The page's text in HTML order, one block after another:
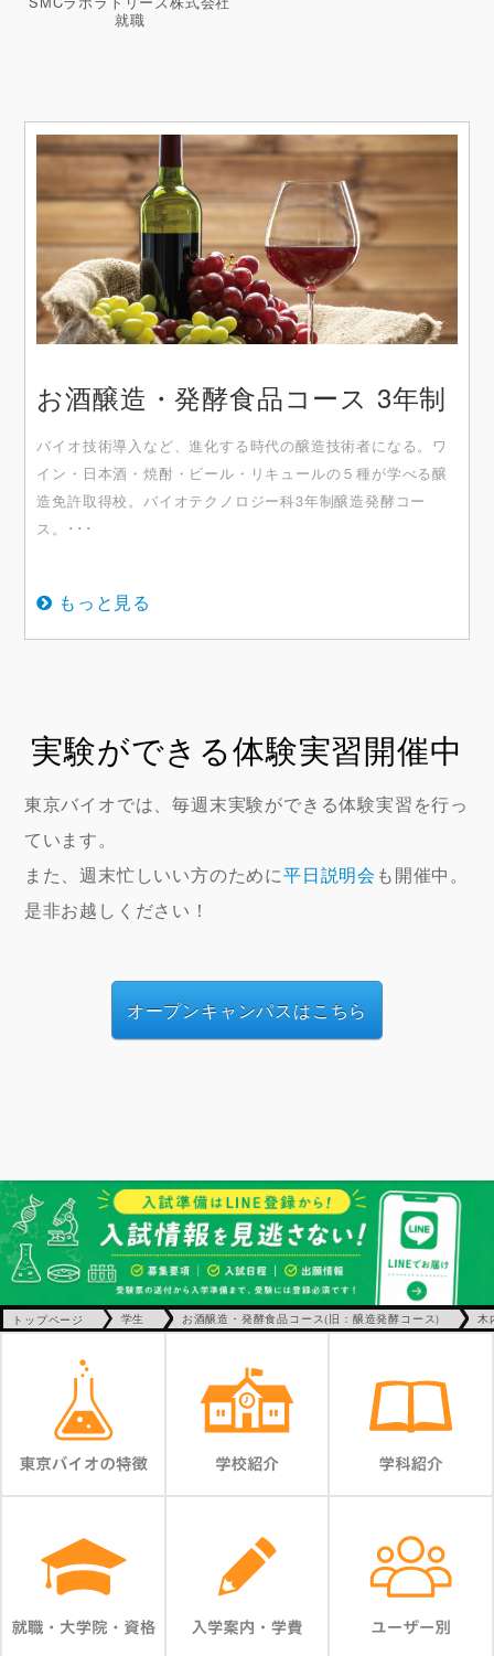
就職
お酒醸造・発酵食品コース 3年制
バイオ技術導入など、進化する時代の醸造技術者になる。ワ
イン・日本酒・焼酎・ビール・リキュールの５種が学べる醸
造免許取得校。バイオテクノロジー科3年制醸造発酵コー
ス。･･･
もっと見る
実験ができる体験実習開催中
東京バイオでは、毎週末実験ができる体験実習を行っ
ています。
また、週末忙しいい方のために平日説明会 も開催中。
是非お越しください！
オープンキャンパスはこちら
トップページ 学生 お酒醸造・発酵食品コース(旧：醸造発酵コース) 木